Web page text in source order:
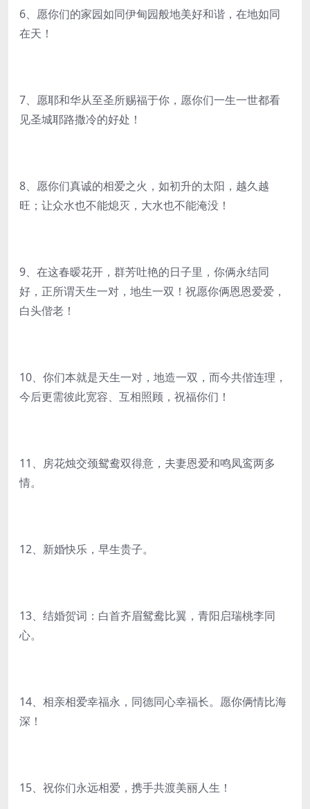
6、愿你们的家园如同伊甸园般地美好和谐，在地如同
在天！
7、愿耶和华从至圣所赐福于你，愿你们一生一世都看
见圣城耶路撒冷的好处！
8、愿你们真诚的相爱之火，如初升的太阳，越久越
旺；让众水也不能熄灭，大水也不能淹没！
9、在这春暧花开，群芳吐艳的日子里，你俩永结同
好，正所谓天生一对，地生一双！祝愿你俩恩恩爱爱，
白头偕老！
10、你们本就是天生一对，地造一双，而今共偕连理，
今后更需彼此宽容、互相照顾，祝福你们！
11、房花烛交颈鸳鸯双得意，夫妻恩爱和鸣凤鸾两多
情。
12、新婚快乐，早生贵子。
13、结婚贺词：白首齐眉鸳鸯比翼，青阳启瑞桃李同
心。
14、相亲相爱幸福永，同德同心幸福长。愿你俩情比海
深！
15、祝你们永远相爱，携手共渡美丽人生！